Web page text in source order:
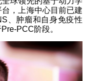
，上海中心目前已建
、肿瘤和自身免疫性
PCC阶段。